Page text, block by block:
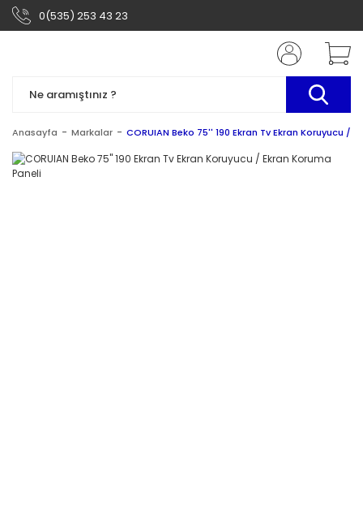
0(535) 253 43 23
Anasayfa Markalar CORUIAN Beko 75'' 190 Ekran Tv Ekran Koruyucu /